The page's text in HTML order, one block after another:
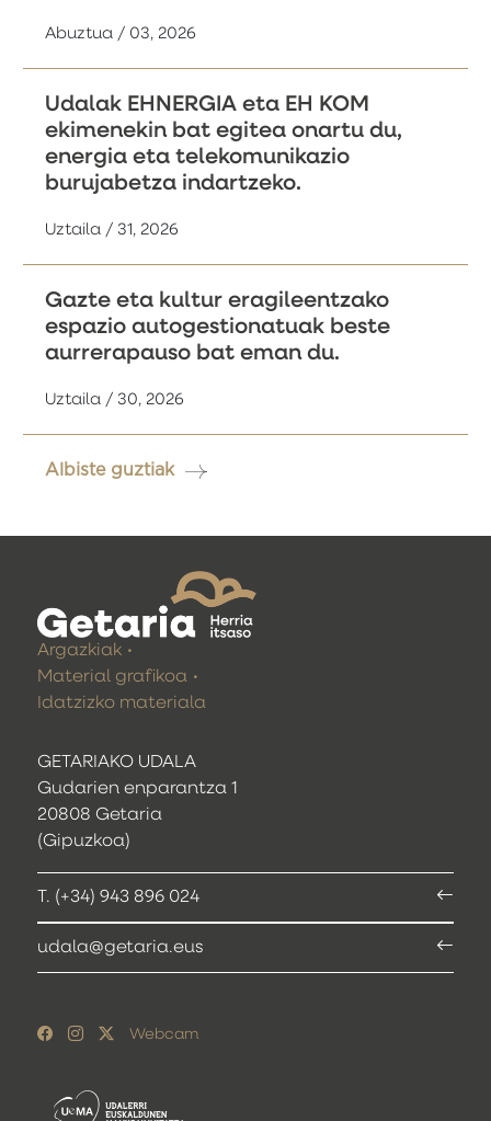
Abuztua / 03, 2026
Udalak EHNERGIA eta EH KOM
ekimenekin bat egitea onartu du,
energia eta telekomunikazio
burujabetza indartzeko.
Uztaila / 31, 2026
Gazte eta kultur eragileentzako
espazio autogestionatuak beste
aurrerapauso bat eman du.
Uztaila / 30, 2026
Albiste guztiak
GETARIAKO UDALA
Gudarien enparantza 1
20808 Getaria
(Gipuzkoa)
T. (+34) 943 896 024
udala@getaria.eus
Argazkiak
Material grafikoa
Idatzizko materiala
Webcam